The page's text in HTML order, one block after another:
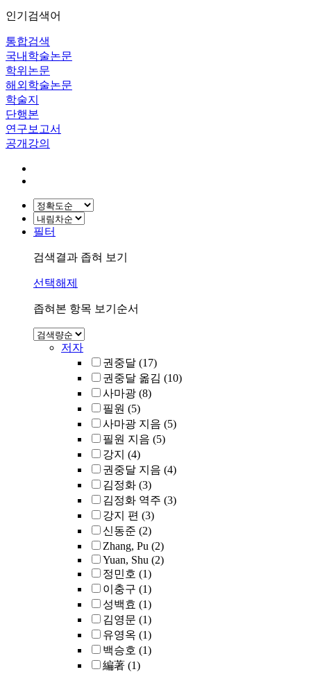
인기검색어
통합검색
국내학술논문
학위논문
해외학술논문
학술지
단행본
연구보고서
공개강의
필터
검색결과 좁혀 보기
선택해제
좁혀본 항목 보기순서
저자
권중달 (17)
권중달 옮김 (10)
사마광 (8)
필원 (5)
사마광 지음 (5)
필원 지음 (5)
강지 (4)
권중달 지음 (4)
김정화 (3)
김정화 역주 (3)
강지 편 (3)
신동준 (2)
Zhang, Pu (2)
Yuan, Shu (2)
정민호 (1)
이충구 (1)
성백효 (1)
김영문 (1)
유영옥 (1)
백승호 (1)
編著 (1)